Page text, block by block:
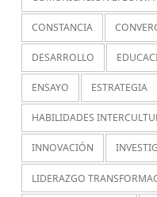
CONSTANCIA
DESARROLLO
ENSAYO ESTRATEGIA
HABILIDADES
INNOVACIÓN
LIDERAZGO